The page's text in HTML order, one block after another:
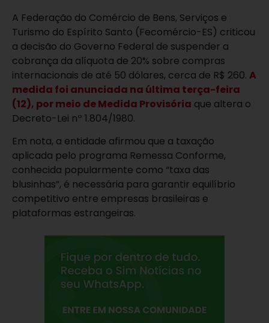
A Federação do Comércio de Bens, Serviços e
Turismo do Espírito Santo (Fecomércio-ES) criticou
a decisão do Governo Federal de suspender a
cobrança da alíquota de 20% sobre compras
internacionais de até 50 dólares, cerca de R$ 260. A
medida foi anunciada na última terça-feira
(12), por meio de Medida Provisória que altera o
Decreto-Lei nº 1.804/1980.
Em nota, a entidade afirmou que a taxação
aplicada pelo programa Remessa Conforme,
conhecida popularmente como “taxa das
blusinhas”, é necessária para garantir equilíbrio
competitivo entre empresas brasileiras e
plataformas estrangeiras.